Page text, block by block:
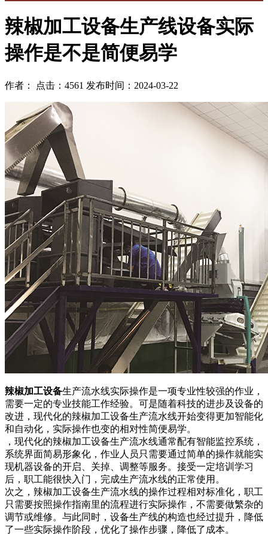
辣椒加工设备生产线设备实际
操作是不是简便易学
作者： 点击：4561 发布时间：2024-03-22
辣椒加工设备生产流水线实际操作是一项专业性较强的作业，
需要一定的专业技能工作经验。可是随着科技的进步及设备的
改进，现代化的辣椒加工设备生产流水线开始变得更加智能化
和自动化，实际操作也变的相对性简便易学。
，现代化的辣椒加工设备生产流水线通常配有智能监控系统，
系统界面简易形象化，作业人员只需要通过简单的操作就能实
现机器设备的开启、关掉、调整等服务。接受一定培训学习
后，职工能很快入门，完成生产流水线的正常使用。
次之，辣椒加工设备生产流水线的操作过程相对标准化，职工
只需要按照操作指南里的流程进行实际操作，不需要做繁杂的
调节或维修。与此同时，设备生产线的构造也经过提升，降低
了一些实际操作阶段，优化了操作步骤，降低了成本。